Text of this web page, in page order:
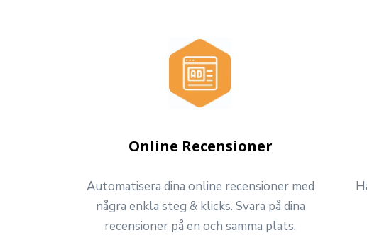
Online Recensioner
Automatisera dina online recensioner med
några enkla steg & klicks. Svara på dina
recensioner på en och samma plats.